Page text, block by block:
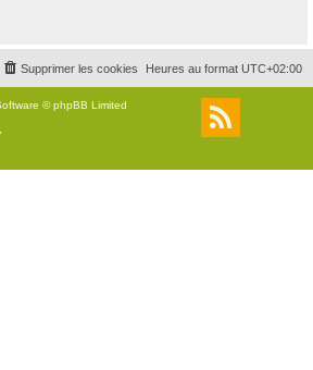
Heures au format UTC+02:00
Supprimer les cookies
© phpBB Limited